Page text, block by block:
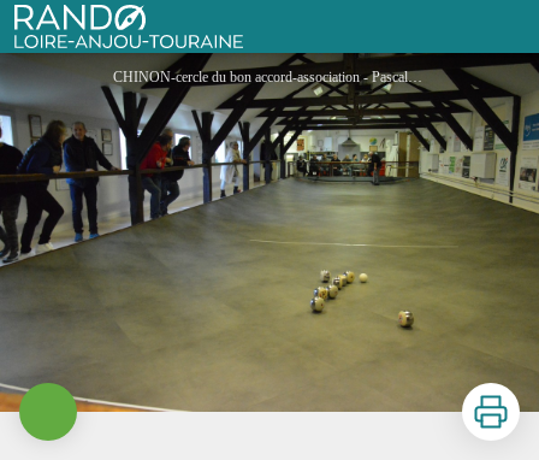
Rando Loire-Anjou-Touraine
Cercle du Bon Accord
CHINON-cercle du bon accord-association - Pascal Giron
Imprimer